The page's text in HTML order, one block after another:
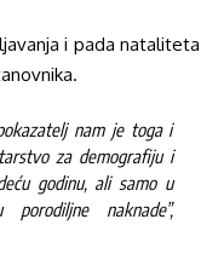
i pada nataliteta
nam je toga i
za demografiju i
godinu, ali samo u
naknade”,